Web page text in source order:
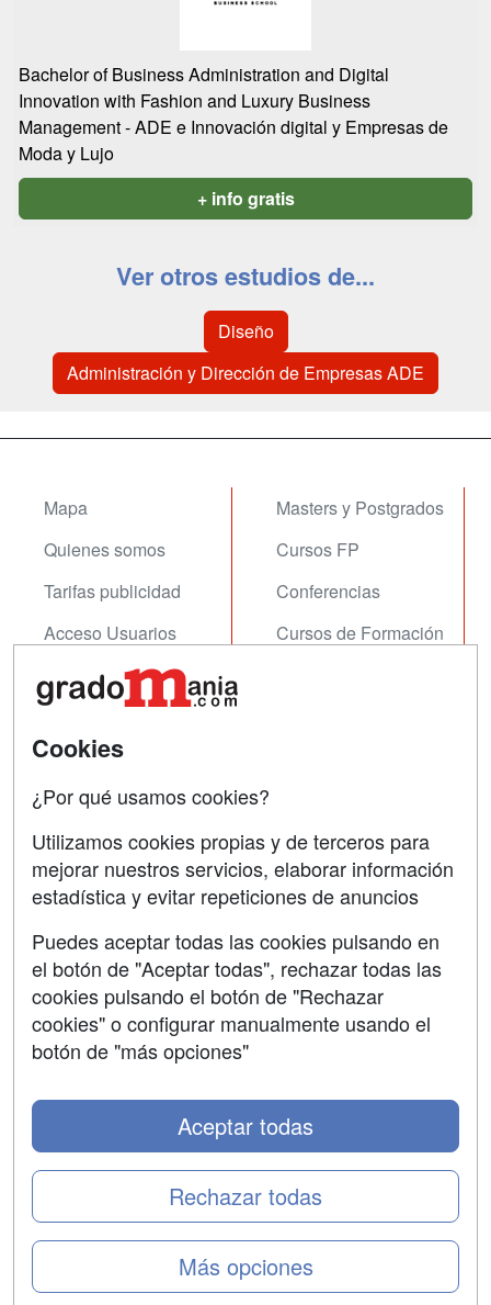
Bachelor of Business Administration and Digital
Innovation with Fashion and Luxury Business
Management - ADE e Innovación digital y Empresas de
Moda y Lujo
+ info gratis
Ver otros estudios de...
Diseño
Administración y Dirección de Empresas ADE
Mapa
Quienes somos
Tarifas publicidad
Acceso Usuarios
Acceso Centros
Masters y Postgrados
Cursos FP
Conferencias
Cursos de Formación
Contactar
Copyleft
Grupo formazion:
Copyright 2000-2026 Formazion Web, S.L. - Calle
Fermín Caballero, 62 - 28034 Madrid Tel: 91 533 70 78
Cookies
¿Por qué usamos cookies?
Utilizamos cookies propias y de terceros para
mejorar nuestros servicios, elaborar información
estadística y evitar repeticiones de anuncios
Puedes aceptar todas las cookies pulsando en
el botón de "Aceptar todas", rechazar todas las
cookies pulsando el botón de "Rechazar
cookies" o configurar manualmente usando el
botón de "más opciones"
Más opciones
Rechazar todas
Aceptar todas